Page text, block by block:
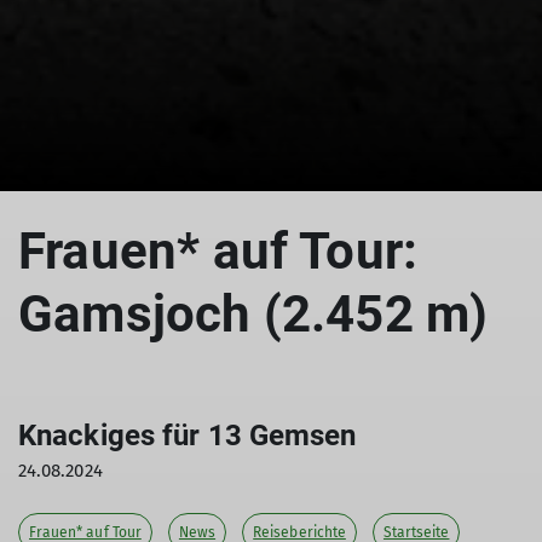
Frauen* auf Tour:
Gamsjoch (2.452 m)
Knackiges für 13 Gemsen
24.08.2024
Frauen* auf Tour News Reiseberichte Startseite